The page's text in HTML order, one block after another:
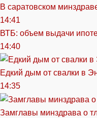
В саратовском
14:41
ВТБ: объем выдачи
14:40
Едкий дым от свалки в
14:35
Замглавы минздрава о